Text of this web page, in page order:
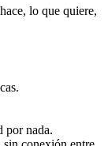
lo que quiere,
por nada.